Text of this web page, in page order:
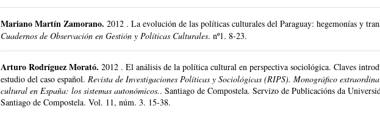
Mariano Martín Zamorano.2012 .La evolución de las políticas culturales del Paraguay: hegemonías y
Cuadernos de Observación en Gestión y Políticas Culturales.nº1.8-23.
Arturo Rodríguez Morató.2012 .El análisis de la política cultural en perspectiva sociológica. Claves
estudio del caso español. Revista de Investigaciones Políticas y Sociológicas (RIPS). Monográfico
cultural en España: los sistemas autonómicos..Santiago de Compostela.Servizo de Publicacións da
Santiago de Compostela.Vol. 11, núm. 3. 15-38.